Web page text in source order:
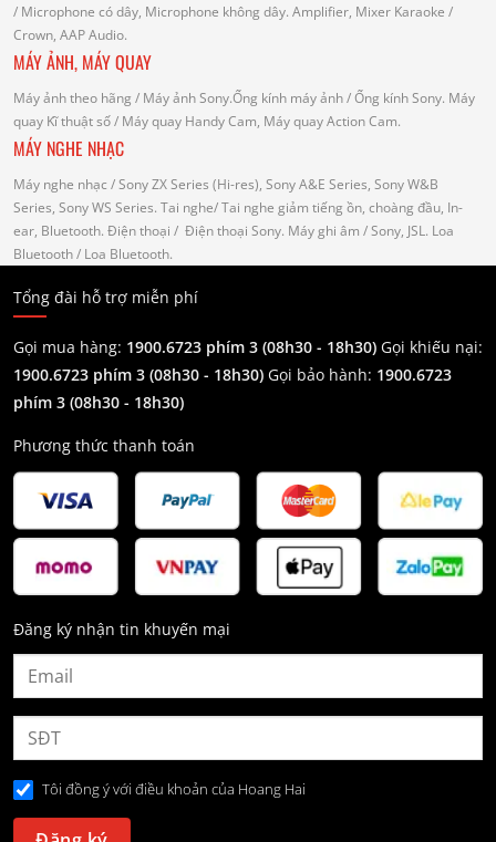
/ Microphone có dây, Microphone không dây. Amplifier, Mixer Karaoke /
Crown, AAP Audio.
MÁY ẢNH, MÁY QUAY
Máy ảnh theo hãng / Máy ảnh Sony.Ống kính máy ảnh / Ống kính Sony. Máy
quay Kĩ thuật số/ Máy quay Handy Cam, Máy quay Action Cam.
MÁY NGHE NHẠC
Máy nghe nhạc / Sony ZX Series (Hi-res), Sony A&E Series, Sony W&B
Series, Sony WS Series. Tai nghe/ Tai nghe giảm tiếng ồn, choàng đầu, In-
ear, Bluetooth. Điện thoại / Điện thoại Sony. Máy ghi âm / Sony, JSL. Loa
Bluetooth/ Loa Bluetooth.
Tổng đài hỗ trợ miễn phí
Gọi mua hàng: 1900.6723 phím 3 (08h30 - 18h30) Gọi khiếu nại:
1900.6723 phím 3 (08h30 - 18h30) Gọi bảo hành: 1900.6723
phím 3 (08h30 - 18h30)
Phương thức thanh toán
Đăng ký nhận tin khuyến mại
Tôi đồng ý với điều khoản của Hoang Hai